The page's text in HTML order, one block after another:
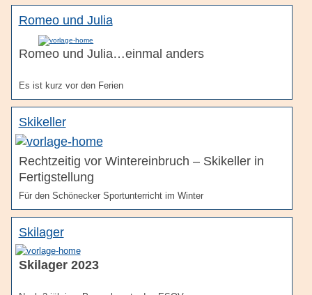
Romeo und Julia
Romeo und Julia…einmal anders
Es ist kurz vor den Ferien
Skikeller
Rechtzeitig vor Wintereinbruch – Skikeller in
Fertigstellung
Für den Schönecker Sportunterricht im Winter
Skilager
Skilager 2023